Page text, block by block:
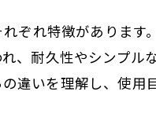
算の基本
践例
選択法
ぞれ特徴があります
、耐久性やシンプル
違いを理解し、使用